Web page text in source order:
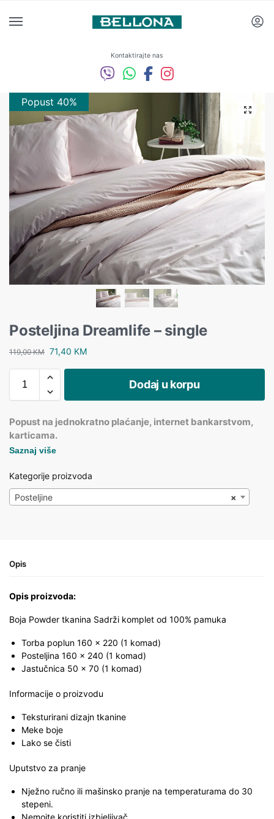
Kontaktirajte nas
Popust 40%
Posteljina Dreamlife – single
119,00KM 71,40 KM
Dodaj u korpu
Popust na jednokratno plaćanje, internet bankarstvom,
karticama.
Saznaj više
Kategorije proizvoda
×
Posteljine
Opis
Opis proizvoda:
Boja Powder tkanina Sadrži komplet od 100% pamuka
Torba poplun 160 x 220 (1 komad)
Posteljina 160 x 240 (1 komad)
Jastučnica 50 x 70 (1 komad)
Informacije o proizvodu
Teksturirani dizajn tkanine
Meke boje
Lako se čisti
Uputstvo za pranje
Nježno ručno ili mašinsko pranje na temperaturama do 30
stepeni.
Nemojte koristiti izbjeljivač.